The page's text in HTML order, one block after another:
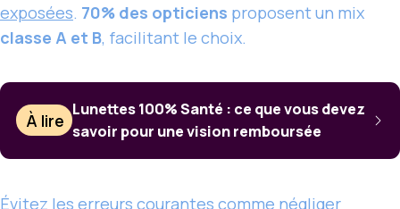
exposées. 70% des opticiens proposent un mix
classe A et B, facilitant le choix.
À lire
Lunettes 100% Santé : ce que vous devez
savoir pour une vision remboursée
Évitez les erreurs courantes comme négliger